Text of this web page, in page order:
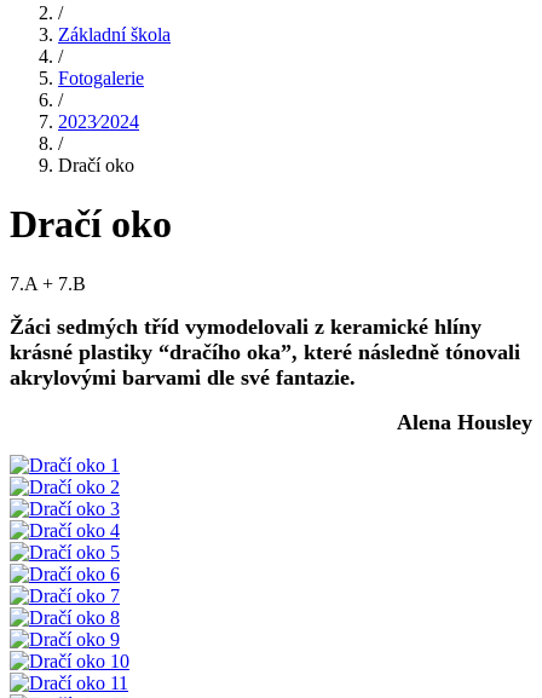
/
Základní škola
/
Fotogalerie
/
2023⁄2024
/
Dračí oko
Dračí oko
7.A + 7.B
Žáci sedmých tříd vymodelovali z keramické hlíny
krásné plastiky “dračího oka”, které následně tónovali
akrylovými barvami dle své fantazie.
Alena Housley